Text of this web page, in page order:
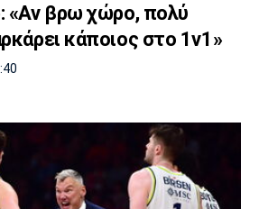
«Αν βρω χώρο, πολύ
κάποιος στο 1v1»